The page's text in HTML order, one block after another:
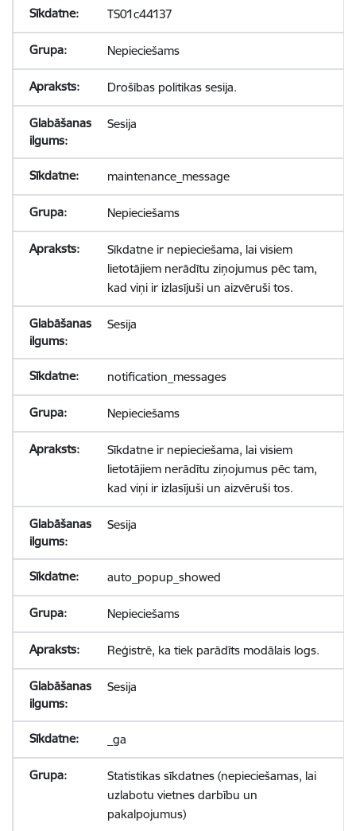
TS01c44137
Nepieciešams
Drošības politikas sesija.
Sesija
maintenance_message
Nepieciešams
Sīkdatne ir nepieciešama, lai visiem
lietotājiem nerādītu ziņojumus pēc tam,
kad viņi ir izlasījuši un aizvēruši tos.
Sesija
notification_messages
Nepieciešams
Sīkdatne ir nepieciešama, lai visiem
lietotājiem nerādītu ziņojumus pēc tam,
kad viņi ir izlasījuši un aizvēruši tos.
Sesija
auto_popup_showed
Nepieciešams
Reģistrē, ka tiek parādīts modālais logs.
Sesija
_ga
Statistikas sīkdatnes (nepieciešamas, lai
uzlabotu vietnes darbību un
pakalpojumus)